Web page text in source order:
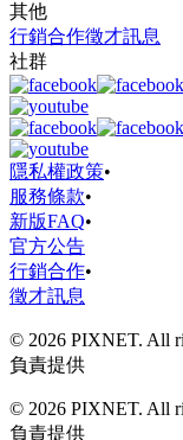
其他
行銷合作徵才訊息
社群
隱私權政策•
服務條款•
新版FAQ•
官方公告
行銷合作•
徵才訊息
© 2026 PIXNET. All
負責提供
© 2026 PIXNET. All
負責提供